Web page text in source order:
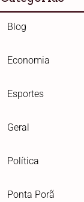
Blog
Economia
Esportes
Geral
Política
Ponta Porã